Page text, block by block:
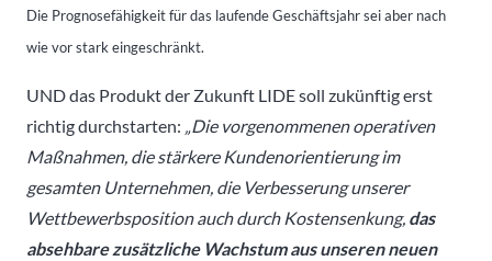
Die Prognosefähigkeit für das laufende Geschäftsjahr sei aber nach
wie vor stark eingeschränkt.
UND das Produkt der Zukunft LIDE soll zukünftig erst
richtig durchstarten: „Die vorgenommenen operativen
Maßnahmen, die stärkere Kundenorientierung im
gesamten Unternehmen, die Verbesserung unserer
Wettbewerbsposition auch durch Kostensenkung, das
absehbare zusätzliche Wachstum aus unseren neuen